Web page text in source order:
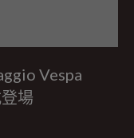
Vespa
場